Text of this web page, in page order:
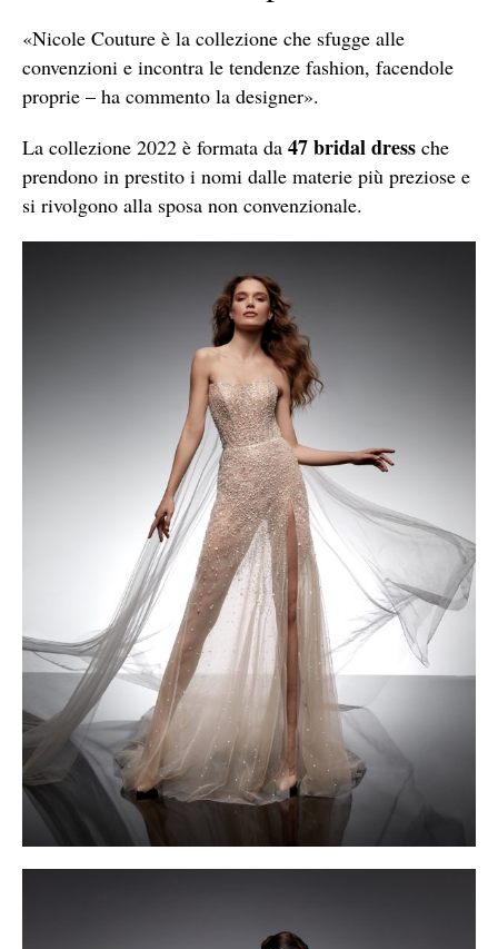
«Nicole Couture è la collezione che sfugge alle
convenzioni e incontra le tendenze fashion, facendole
proprie – ha commento la designer».
La collezione 2022 è formata da 47 bridal dress che
prendono in prestito i nomi dalle materie più preziose e
si rivolgono alla sposa non convenzionale.